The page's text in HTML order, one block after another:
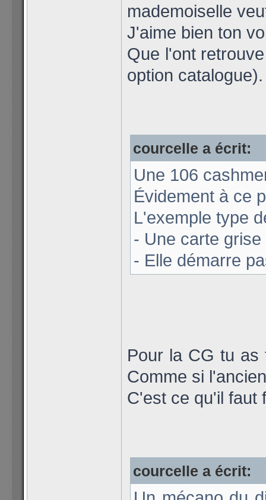
mademoiselle
J'aime bien ton
Que l'ont
option catalogue).
courcelle a écrit:
Une 106
Évidement à ce
L'exemple type
- Une carte
- Elle démarre
Pour la CG tu as
Comme si
C'est ce qu'il faut
courcelle a écrit: